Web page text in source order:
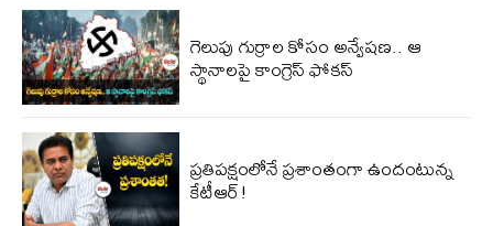
గెలుపు గుర్రాల కోసం అన్వేషణ.. ఆ
స్థానాలపై కాంగ్రెస్ ఫోకస్
ప్ర‌తిప‌క్షంలోనే ప్ర‌శాంతంగా ఉందంటున్న
కేటీఆర్!